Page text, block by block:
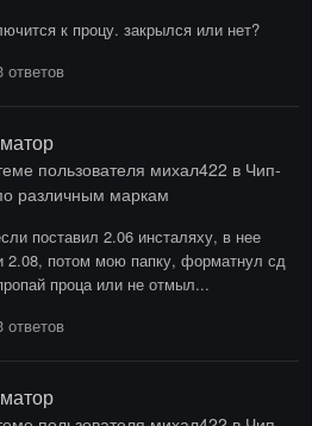
к процу. закрылся или нет?
ответов
пользователя михал422 в Чип-
различным маркам
поставил 2.06 инсталяху, в нее
2.08, потом мою папку, форматнул сд
проца или не отмыл...
ответов